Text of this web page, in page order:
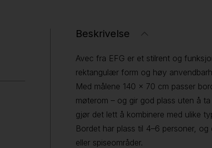
Beskrivelse
Avec fra EFG er et stilrent og
rektangulær form og høy
Med målene 140 × 70 cm passer
møterom – og gir god plass uten å
gjør det lett å kombinere med ulike
Bordet har plass til 4–6 personer,
eller spiseområder.